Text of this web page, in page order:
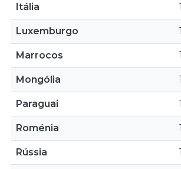
Itália 1
Luxemburgo 1
Marrocos 1
Mongólia 1
Paraguai 1
Roménia 1
Rússia 1